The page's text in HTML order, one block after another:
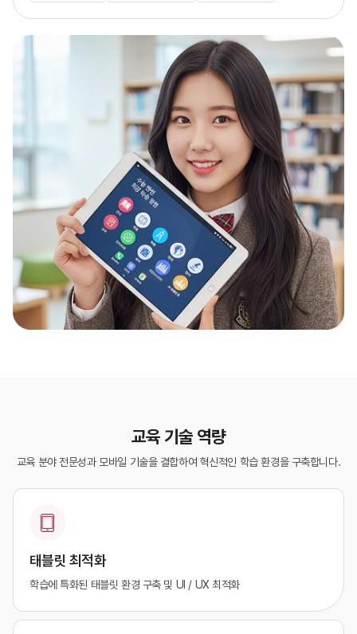
교육 기술 역량
교육 분야 전문성과 모바일 기술을 결합하여 혁신적인 학습 환경을 구축합니다.
태블릿 최적화
학습에 특화된 태블릿 환경 구축 및 UI / UX 최적화